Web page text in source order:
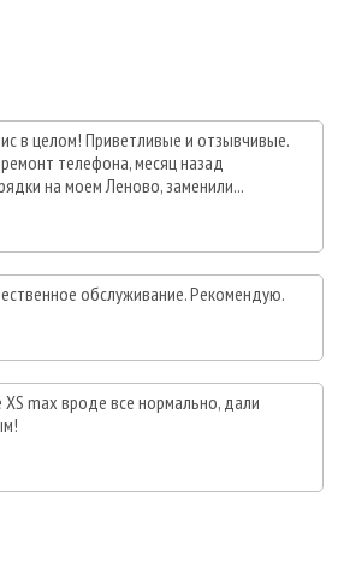
в целом! Приветливые и отзывчивые.
телефона, месяц назад
на моем Леново, заменили...
обслуживание. Рекомендую.
max вроде все нормально, дали